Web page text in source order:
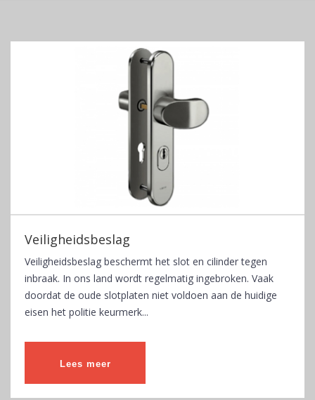
Veiligheidsbeslag
Veiligheidsbeslag beschermt het slot en cilinder tegen
inbraak. In ons land wordt regelmatig ingebroken. Vaak
doordat de oude slotplaten niet voldoen aan de huidige
eisen het politie keurmerk...
Lees meer